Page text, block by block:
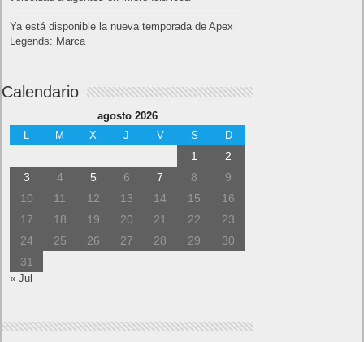
Ya está disponible la nueva temporada de Apex
Legends: Marca
Calendario
agosto 2026
M X J V S D
1
2
3
4 5 6 7 8
9
10
11 12 13 14 15
16
17
18 19 20 21 22
23
24
25 26 27 28 29
30
31
« Jul